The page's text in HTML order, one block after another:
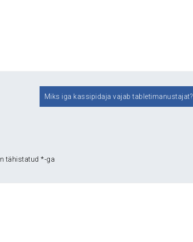
Miks iga kassipidaja vajab tabletimanustajat?
tähistatud *-ga